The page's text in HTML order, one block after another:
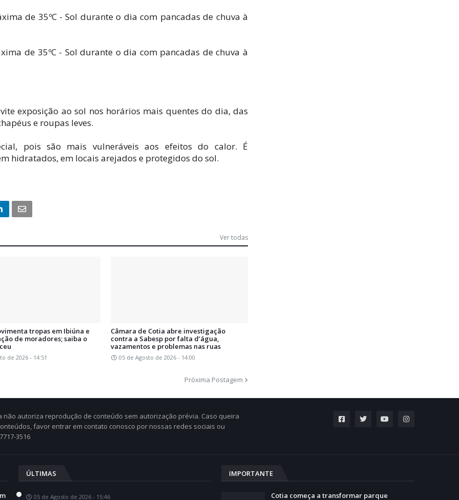
de 35ºC - Sol durante o dia com pancadas de chuva à
de 35ºC - Sol durante o dia com pancadas de chuva à
exposição ao sol nos horários mais quentes do dia, das
e roupas leves.
pois são mais vulneráveis aos efeitos do calor. É
hidratados, em locais arejados e protegidos do sol.
Ver todas
tropas em Ibiúna e
de moradores; saiba o
de 2026 - 14:51
Câmara de Cotia abre investigação
contra a Sabesp por falta d’água,
vazamentos e problemas nas ruas
05 de Agosto de 2026 - 14:00
Próxima Postagem
não autoriza reprodução de conteúdo sem autorização prévia. Caso queira
favor entrar em contato conosco por nossas redes sociais ou
3516
ÚLTIMAS
05 de Agosto de 2026 - 15:46
IMPORTANTE
Cotia começa a transformar parque